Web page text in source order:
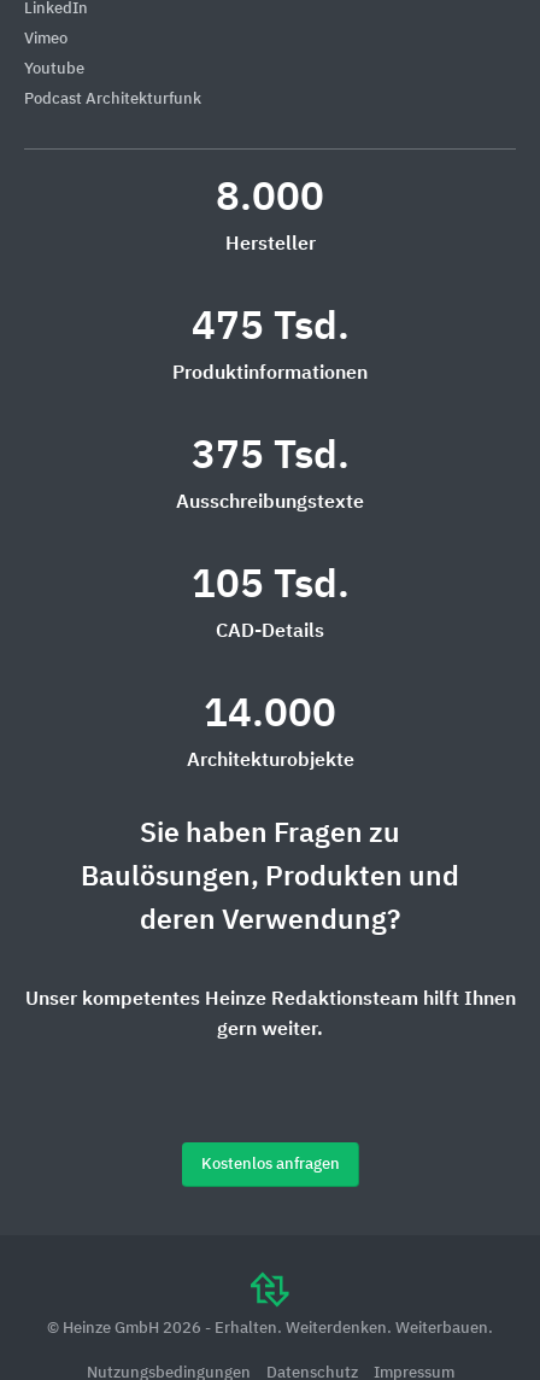
LinkedIn
Vimeo
Youtube
Podcast Architekturfunk
8.000
Hersteller
475 Tsd.
Produktinformationen
375 Tsd.
Ausschreibungstexte
105 Tsd.
CAD-Details
14.000
Architekturobjekte
Sie haben Fragen zu
Baulösungen, Produkten und
deren Verwendung?
Unser kompetentes Heinze Redaktionsteam hilft Ihnen
gern weiter.
Kostenlos anfragen
© Heinze GmbH 2026 - Erhalten. Weiterdenken. Weiterbauen.
Nutzungsbedingungen Datenschutz Impressum